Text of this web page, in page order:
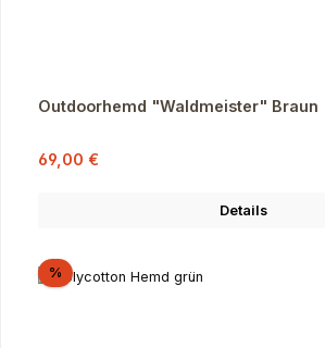
Outdoorhemd "Waldmeister" Braun
Verkaufspreis:
69,00 €
Details
%Rabatt